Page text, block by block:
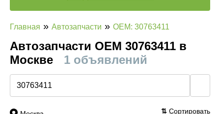
Главная » Автозапчасти » OEM: 30763411
Автозапчасти ОЕМ 30763411 в
Москве
1 объявлений
⇅ Сортировать